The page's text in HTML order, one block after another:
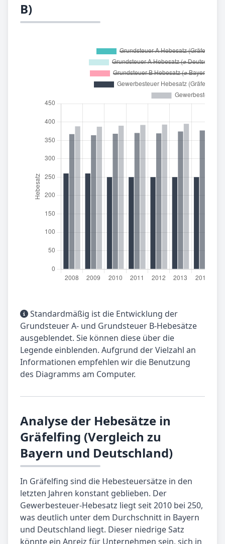
B)
Standardmäßig ist die Entwicklung der
Grundsteuer A- und Grundsteuer B-Hebesätze
ausgeblendet. Sie können diese über die
Legende einblenden. Aufgrund der Vielzahl an
Informationen empfehlen wir die Benutzung
des Diagramms am Computer.
Analyse der Hebesätze in
Gräfelfing (Vergleich zu
Bayern und Deutschland)
In Gräfelfing sind die Hebesteuersätze in den
letzten Jahren konstant geblieben. Der
Gewerbesteuer-Hebesatz liegt seit 2010 bei 250,
was deutlich unter dem Durchschnitt in Bayern
und Deutschland liegt. Dieser niedrige Satz
könnte ein Anreiz für Unternehmen sein, sich in